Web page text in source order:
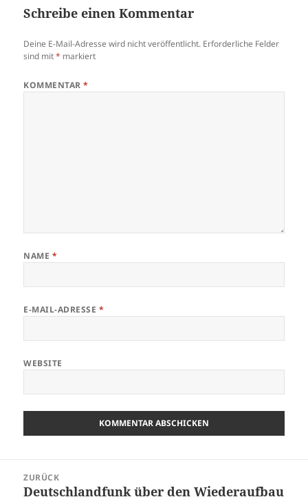
Schreibe einen Kommentar
Deine E-Mail-Adresse wird nicht veröffentlicht. Erforderliche Felder
sind mit* markiert
KOMMENTAR*
NAME *
E-MAIL-ADRESSE *
WEBSITE
ZURÜCK
Vorheriger
Deutschlandfunk über den Wiederaufbau